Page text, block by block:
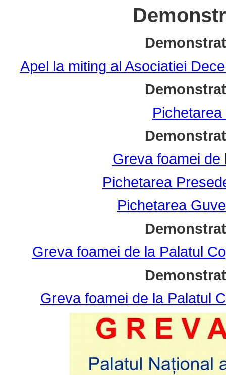
Apel la miting al Asociatiei
Greva foamei de
Pichetarea
Pichetarea
Greva foamei de la Palatul
Greva foamei de la Palatul